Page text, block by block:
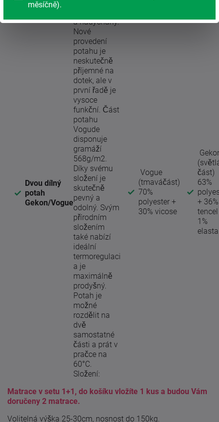
Dvou dílný
potah
Gekon/Vogue
a nadýchaný.
Nové
provedení
potahu je
neskutečně
příjemné na
dotek, ale v
první řadě je
vysoce
funkční. Část
potahu
Vogude
disponuje
gramáží
568g/m2.
Díky svému
složení je
skutečně
pevný a
odolný. Svým
přírodním
složením
také nabízí
ideální
termoregulaci
a je
maximálně
prodyšný.
Potah je
možné
rozdělit na
dvě
samostatné
části a prát v
pračce na
60°C.
Složení:
Vogue
(tmaváčást)
70%
polyester +
30% vicose
část)
63%
+ 36%
1%
Matrace v setu 1+1, do košíku vložíte 1 kus a budou Vám
doručeny 2 matrace.
Volitelná výška 25-30cm, nosnost do 150kg.
měsíčně).